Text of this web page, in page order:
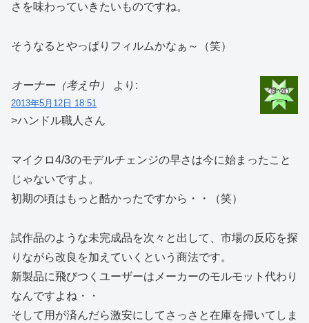
さを味わっていきたいものですね。
そうなるとやっぱりフィルムかなぁ～（笑）
オーナー（考え中） より:
2013年5月12日 18:51
>ハンドル職人さん
マイクロ4/3のモデルチェンジの早さは今に始まったこと
じゃないですよ。
初期の頃はもっと酷かったですから・・（笑）
試作品のような未完成品を次々と出して、市場の反応を探
りながら改良を加えていくという商法です。
新製品に飛びつくユーザーはメーカーのモルモット代わり
なんですよね・・
そして用が済んだら激安にしてさっさと在庫を掃いてしま